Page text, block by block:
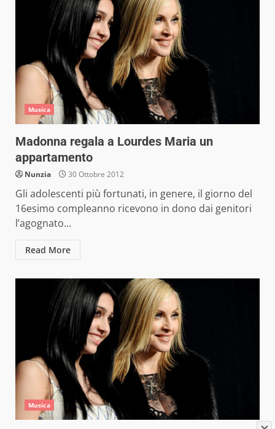
Musica
Madonna regala a Lourdes Maria un
appartamento
Nunzia 30 Ottobre 2012
Gli adolescenti più fortunati, in genere, il giorno del
16esimo compleanno ricevono in dono dai genitori
l’agognato...
Read More
Musica